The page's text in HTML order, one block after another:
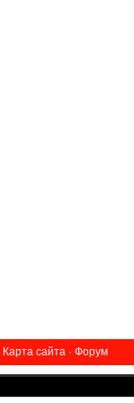
Карта сайта · Форум